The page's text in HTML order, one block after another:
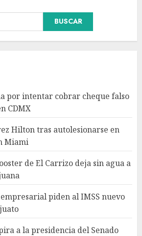
BUSCAR
por intentar cobrar cheque falso
CDMX
Hilton tras autolesionarse en
Miami
de El Carrizo deja sin agua a
piden al IMSS nuevo
a la presidencia del Senado
Falla en sistema Booster de El
Carrizo deja sin agua a 147
Sectores obrero y empresarial
piden al IMSS nuevo hospital
en Guanajuato
AGOSTO 6, 2026
Ramírez Marín aspira a la
presidencia del Senado pero
AGOSTO 6, 2026